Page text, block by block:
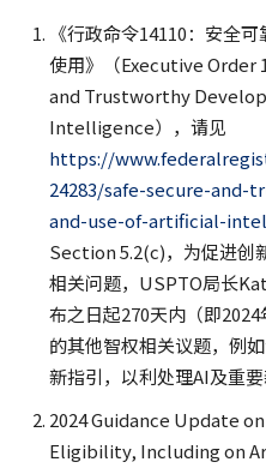
《行政命令14110：安全
使用》（Executive Order
and Trustworthy
Intelligence），请见
https://
24283/safe-secure-
and-use-of-artificial-
Section 5.2(c)，为促进创
相关问题，USPTO局长
布之日起270天内（即
的其他智权相关议题，例
新指引，以利处理AI及重
2024 Guidance Update
Eligibility, Including on